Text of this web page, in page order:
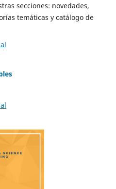
secciones: novedades,
temáticas y catálogo de